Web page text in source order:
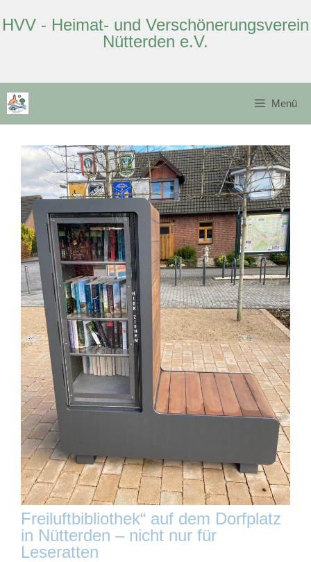
HVV - Heimat- und Verschönerungsverein
Nütterden e.V.
springen
Menü
Freiluftbibliothek“ auf dem Dorfplatz
in Nütterden – nicht nur für
Leseratten